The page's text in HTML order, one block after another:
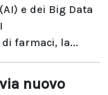
e dei Big Data
farmaci, la...
nuovo